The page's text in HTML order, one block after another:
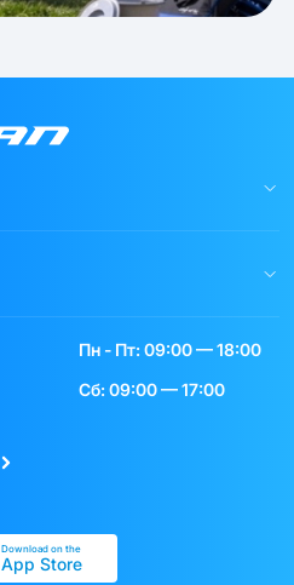
Пн - Пт: 09:00 — 18:00
Сб: 09:00 — 17:00
Download on the
App Store